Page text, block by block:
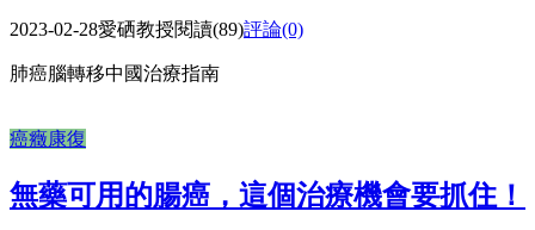
2023-02-28愛硒教授閱讀(89)評論(0)
肺癌腦轉移中國治療指南
癌癥康復
無藥可用的腸癌，這個治療機會要抓住！